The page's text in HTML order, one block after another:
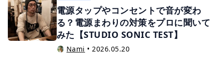
電源タップやコンセントで音が変わ
る？電源まわりの対策をプロに聞いて
みた【STUDIO SONIC TEST】
Nami •2026.05.20